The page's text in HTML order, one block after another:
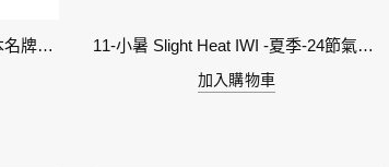
KO-0101 nurebairo 濡羽色 -日本名牌京の音樽裝鋼筆墨水40ml 4573356130012
11-小暑 Slight Heat IWI -夏季-24節氣色澤鋼筆墨水
加入購物車